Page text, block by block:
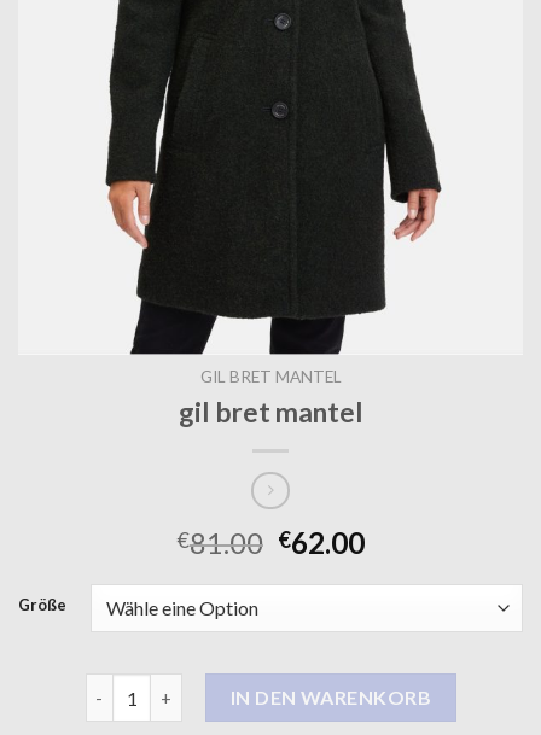
GIL BRET MANTEL
gil bret mantel
€81.00 €62.00
Größe
IN DEN WARENKORB